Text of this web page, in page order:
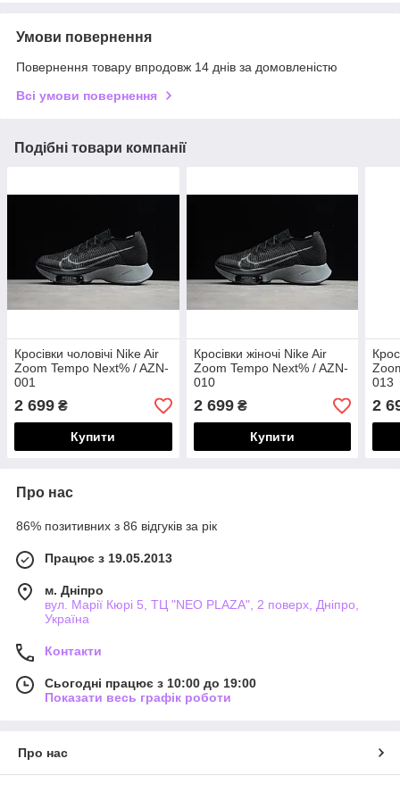
Умови повернення
Повернення товару впродовж 14 днів за домовленістю
Всі умови повернення
Подібні товари компанії
Кросівки чоловічі Nike Air
Zoom Tempo Next% / AZN-
001
2 699 ₴
Купити
Кросівки жіночі Nike Air
Zoom Tempo Next% / AZN-
010
2 699₴
Купити
013
2
Про нас
86% позитивних з 86 відгуків за рік
Працює з 19.05.2013
м. Дніпро
вул. Марії Кюрі 5, ТЦ "NEO PLAZA", 2 поверх, Дніпро,
Україна
Контакти
Сьогодні працює з 10:00 до 19:00
Показати весь графік роботи
Про нас